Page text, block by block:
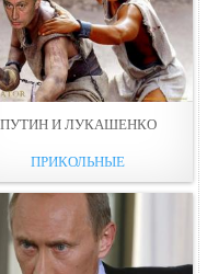
ПУТИН И ЛУКАШЕНКО
ПРИКОЛЬНЫЕ